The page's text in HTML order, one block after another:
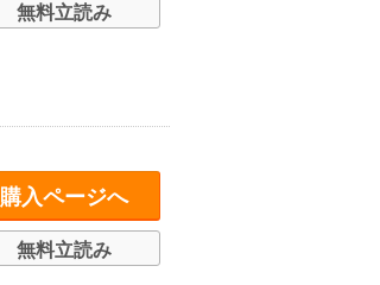
無料立読み
購入ページへ
無料立読み